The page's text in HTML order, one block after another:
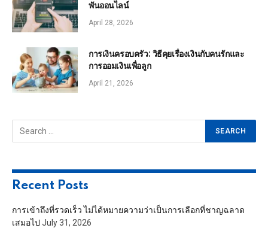
พันออนไลน์
April 28, 2026
การเงินครอบครัว: วิธีคุยเรื่องเงินกับคนรักและ
การออมเงินเพื่อลูก
April 21, 2026
Recent Posts
การเข้าถึงที่รวดเร็ว ไม่ได้หมายความว่าเป็นการเลือกที่ชาญฉลาด
เสมอไป July 31, 2026